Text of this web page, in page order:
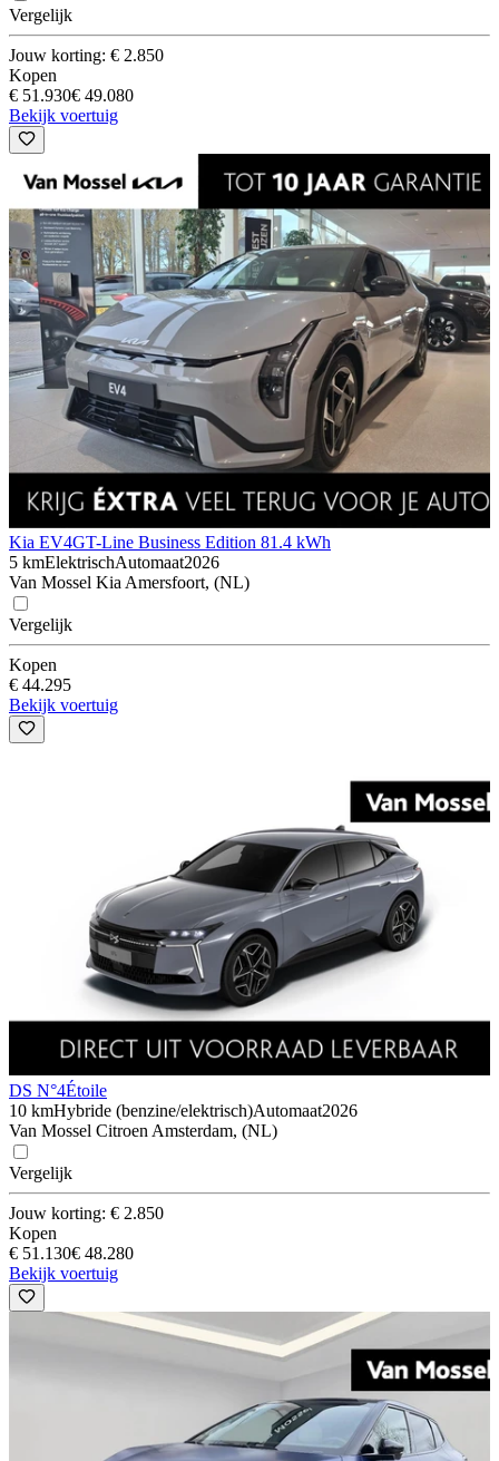
Vergelijk
Jouw korting: € 2.850
Kopen
€ 51.930€ 49.080
Bekijk voertuig
Kia EV4GT-Line Business Edition 81.4 kWh
5 kmElektrischAutomaat2026
Van Mossel Kia Amersfoort, (NL)
Vergelijk
Kopen
€ 44.295
Bekijk voertuig
DS N°4Étoile
10 kmHybride (benzine/elektrisch)Automaat2026
Van Mossel Citroen Amsterdam, (NL)
Vergelijk
Jouw korting: € 2.850
Kopen
€ 51.130€ 48.280
Bekijk voertuig